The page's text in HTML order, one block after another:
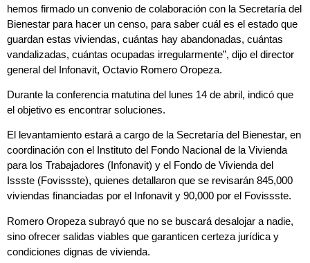
hemos firmado un convenio de colaboración con la Secretaría del
Bienestar para hacer un censo, para saber cuál es el estado que
guardan estas viviendas, cuántas hay abandonadas, cuántas
vandalizadas, cuántas ocupadas irregularmente”, dijo el director
general del Infonavit, Octavio Romero Oropeza.
Durante la conferencia matutina del lunes 14 de abril, indicó que
el objetivo es encontrar soluciones.
El levantamiento estará a cargo de la Secretaría del Bienestar, en
coordinación con el Instituto del Fondo Nacional de la Vivienda
para los Trabajadores (Infonavit) y el Fondo de Vivienda del
Issste (Fovissste), quienes detallaron que se revisarán 845,000
viviendas financiadas por el Infonavit y 90,000 por el Fovissste.
Romero Oropeza subrayó que no se buscará desalojar a nadie,
sino ofrecer salidas viables que garanticen certeza jurídica y
condiciones dignas de vivienda.